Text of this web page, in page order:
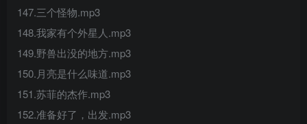
147.三个怪物.mp3
148.我家有个外星人.mp3
149.野兽出没的地方.mp3
150.月亮是什么味道.mp3
151.苏菲的杰作.mp3
152.准备好了，出发.mp3